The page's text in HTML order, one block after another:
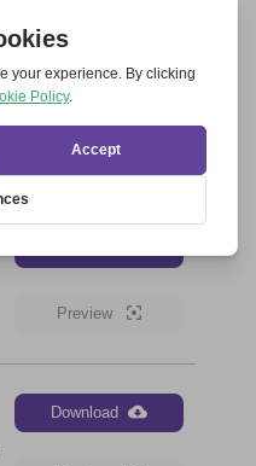
Download
Preview
Preview
Download